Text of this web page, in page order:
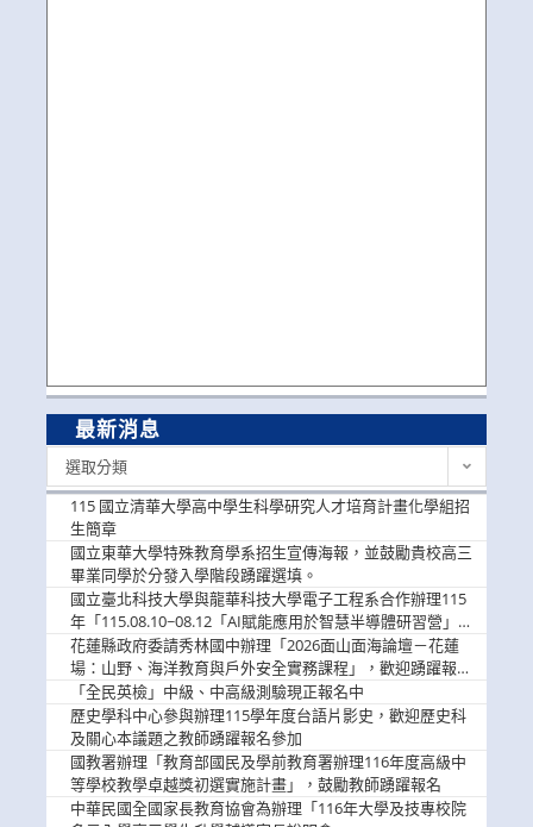
最新消息
選取分類
115 國立清華大學高中學生科學研究人才培育計畫化學組招
生簡章
國立東華大學特殊教育學系招生宣傳海報，並鼓勵貴校高三
畢業同學於分發入學階段踴躍選填。
國立臺北科技大學與龍華科技大學電子工程系合作辦理115
年「115.08.10~08.12「AI賦能應用於智慧半導體研習營」，
歡迎學生踴躍報名參加
花蓮縣政府委請秀林國中辦理「2026面山面海論壇－花蓮
場：山野、海洋教育與戶外安全實務課程」，歡迎踴躍報名
參加
「全民英檢」中級、中高級測驗現正報名中
歷史學科中心參與辦理115學年度台語片影史，歡迎歷史科
及關心本議題之教師踴躍報名參加
國教署辦理「教育部國民及學前教育署辦理116年度高級中
等學校教學卓越獎初選實施計畫」，鼓勵教師踴躍報名
中華民國全國家長教育協會為辦理「116年大學及技專校院